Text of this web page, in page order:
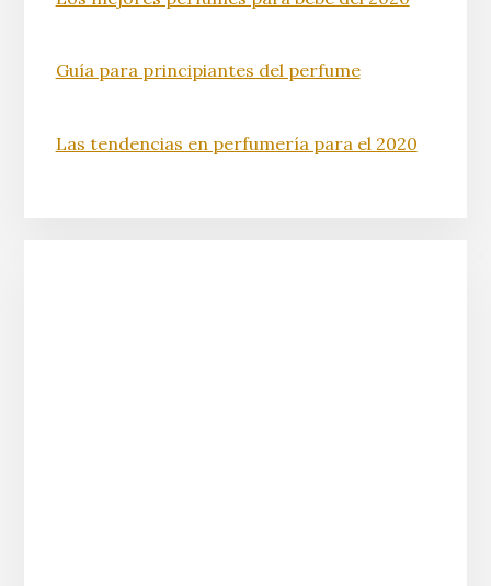
Guía para principiantes del perfume
Las tendencias en perfumería para el 2020